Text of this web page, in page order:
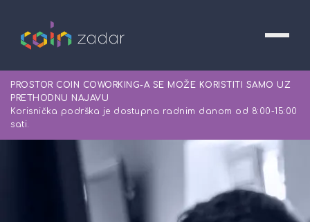
PROSTOR COIN COWORKING-A SE MOŽE KORISTITI SAMO UZ
PRETHODNU NAJAVU
Korisnička podrška je dostupna radnim danom od 8:00-15:00
sati.